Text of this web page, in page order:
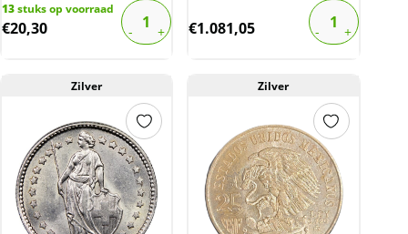
13stuks op voorraad
€20,30 €1.081,05
Zilver Zilver